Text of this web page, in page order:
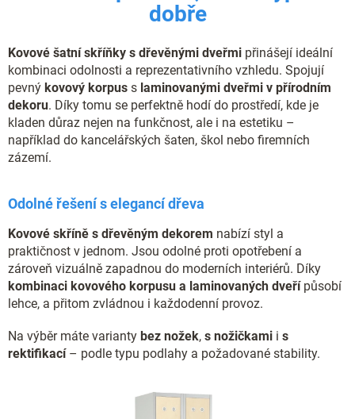
p
r
k
y
v
ý
i
s
dobře
Kovové šatní skříňky s dřevěnými dveřmi přinášejí ideální
kombinaci odolnosti a reprezentativního vzhledu. Spojují
pevný kovový korpus s laminovanými dveřmi v přírodním
dekoru. Díky tomu se perfektně hodí do prostředí, kde je
kladen důraz nejen na funkčnost, ale i na estetiku –
například do kancelářských šaten, škol nebo firemních
zázemí.
Odolné řešení s elegancí dřeva
Kovové skříně s dřevěným dekorem nabízí styl a
praktičnost v jednom. Jsou odolné proti opotřebení a
zároveň vizuálně zapadnou do moderních interiérů. Díky
kombinaci kovového korpusu a laminovaných dveřípůsobí
lehce, a přitom zvládnou i každodenní provoz.
Na výběr máte varianty bez nožek, s nožičkami i s
rektifikací– podle typu podlahy a požadované stability.